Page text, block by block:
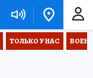
ТОЛЬКО У НАС